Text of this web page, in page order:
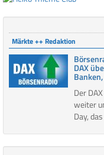
Märkte ++ Redaktion
DAX
Der
weiter
Day,